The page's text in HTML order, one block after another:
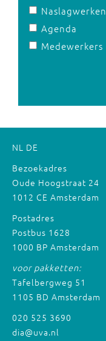
Naslagwerken
Agenda
Medewerkers
NL DE
Bezoekadres
Oude Hoogstraat 24
1012 CE Amsterdam
Postadres
Postbus 1628
1000 BP Amsterdam
voor pakketten:
Tafelbergweg 51
1105 BD Amsterdam
020 525 3690
dia@uva.nl